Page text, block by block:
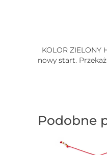
KOLOR
nowy start. Przekaż
Podobne